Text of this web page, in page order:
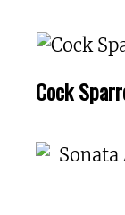
Cock